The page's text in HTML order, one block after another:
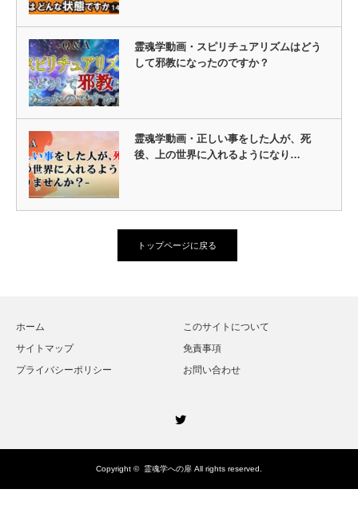
霊魂学動画・スピリチュアリズムはどう
して邪教になったのですか？
霊魂学動画・正しい事をした人が、死
後、上の世界に入れるようになり…
トップページに戻る
ホーム
このサイトについて
サイトマップ
免責事項
プライバシーポリシー
お問い合わせ
Copyright © 霊魂学への扉 All rights reserved.